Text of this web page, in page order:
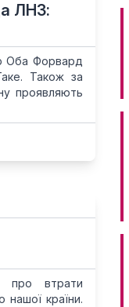
ЛНЗ:
Оба Форвард
Також за
проявляють
про втрати
нашої країни.